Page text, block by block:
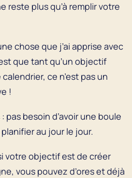
reste plus qu’à remplir votre
chose que j’ai apprise avec
que tant qu’un objectif
ce n’est pas un
!
pas besoin d’avoir une boule
au jour le jour.
votre objectif est de créer
vous pouvez d’ores et déjà